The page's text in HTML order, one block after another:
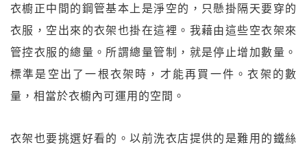
衣櫥正中間的鋼管基本上是淨空的，只懸掛隔天要穿的
衣服，空出來的衣架也掛在這裡。我藉由這些空衣架來
管控衣服的總量。所謂總量管制，就是停止增加數量。
標準是空出了一根衣架時，才能再買一件。衣架的數
量，相當於衣櫥內可運用的空間。
衣架也要挑選好看的。以前洗衣店提供的是難用的鐵絲